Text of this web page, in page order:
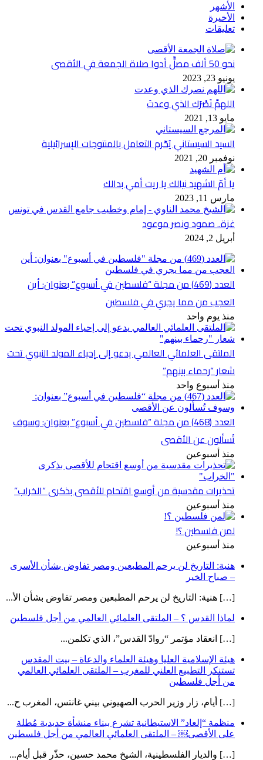
الأشهر
الأخيرة
تعليقات
نحو 50 ألف مصلٍّ أدوا صلاة الجمعة في الأقصى
يونيو 23, 2023
اللهمَّ نَصْرَك الذي وعدتَ
مايو 13, 2021
السيد السيستاني يُحّرم التعامل بالمنتوجات الإسرائيلية
نوفمبر 20, 2021
يا أمّ الشهيد نيالك يا ريت أمي بدالك
مارس 11, 2023
غزة.. صمود ونصر موعود
أبريل 2, 2024
العدد (469) من مجلة “فلسطين في أسبوع” بعنوان: أين
العجب من مما يجري في فلسطين
منذ يوم واحد
الملتقى العلمائي العالمي يدعو إلى إحياء المولد النبوي تحت
شعار “رحماء بينهم”
منذ أسبوع واحد
العدد (468) من مجلة “فلسطين في أسبوع” بعنوان: وسوف
تُسألون عن الأقصى
منذ أسبوعين
تحذيرات مقدسية من أوسع اقتحام للأقصى بذكرى “الخراب”
منذ أسبوعين
لمن فلسطين ؟!
منذ أسبوعين
هنية: التاريخ لن يرحم المطبعين ومصر تفاوض بشأن الأسرى
– صباح الخير
[…] هنية: التاريخ لن يرحم المطبعين ومصر تفاوض بشأن الأ...
لماذا القدس ؟ – الملتقى العلمائي العالمي من أجل فلسطين
[…] انعقاد مؤتمر “روادّ القدس”، الذي تكلمن...
هيئة الإسلامية العليا وهيئة العلماء والدعاة – بيت المقدس
تستنكر التطبيع العلني للمغرب – الملتقى العلمائي العالمي
من أجل فلسطين
[…] أيام، زار وزير الحرب الصهيوني بيني غانتس، المغرب ح...
منظمة “إلعاد” الاستيطانية تشرع ببناء منشأة حديدية مُطلة
على الأقصى￼ – الملتقى العلمائي العالمي من أجل فلسطين
[…] والديار الفلسطينية، الشيخ محمد حسين، حذّر قبل أيام...